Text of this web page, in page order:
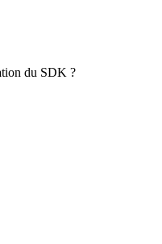
du SDK ?